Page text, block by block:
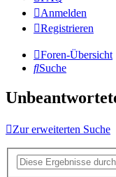
Anmelden
Registrieren
Foren-Übersicht
Suche
Zur erweiterten Suche